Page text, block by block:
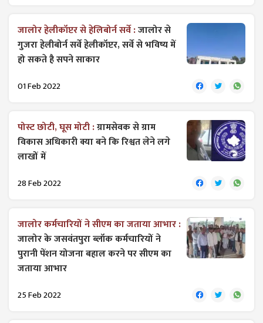
जालोर हेलीकॉप्टर से हेलिबोर्न सर्वे :जालोर से
गुजरा हेलीबोर्न सर्वे हेलीकॉप्टर, सर्वे से भविष्य में
हो सकते है सपने साकार
01 Feb 2022
पोस्ट छोटी, घूस मोटी :ग्रामसेवक से ग्राम
विकास अधिकारी क्या बने कि रिश्वत लेने लगे
लाखों में
28 Feb 2022
जालोर कर्मचारियों ने सीएम का जताया आभार :
जालोर के जसवंतपुरा ब्लॉक कर्मचारियों ने
पुरानी पेंशन योजना बहाल करने पर सीएम का
जताया आभार
25 Feb 2022